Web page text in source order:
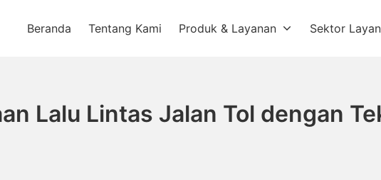
Beranda Tentang Kami Produk & Layanan Sektor
Lalu Lintas Jalan Tol dengan